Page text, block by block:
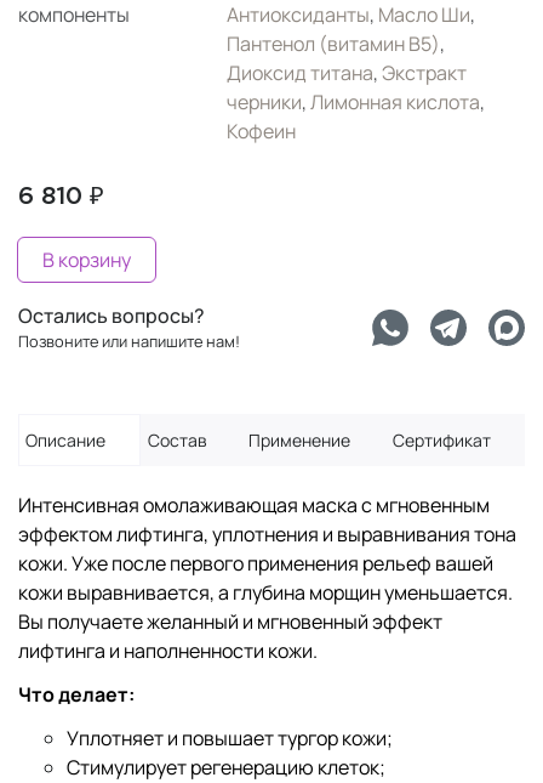
компоненты
Антиоксиданты, Масло Ши,
Пантенол (витамин B5),
Диоксид титана,Экстракт
черники,Лимонная кислота,
Кофеин
6 810 ₽
В корзину
Остались вопросы?
Позвоните или напишите нам!
Описание Состав Применение Сертификат
Интенсивная омолаживающая маска с мгновенным
эффектом лифтинга, уплотнения и выравнивания тона
кожи. Уже после первого применения рельеф вашей
кожи выравнивается, а глубина морщин уменьшается.
Вы получаете желанный и мгновенный эффект
лифтинга и наполненности кожи.
Что делает:
Уплотняет и повышает тургор кожи;
Стимулирует регенерацию клеток;